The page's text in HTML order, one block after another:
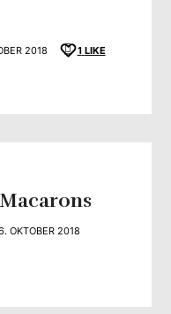
2018 1 LIKE
OKTOBER 2018